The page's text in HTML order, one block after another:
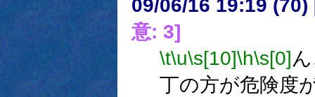
09/06/16 19:19 (70)
意: 3]
\t\u\s[10]\h\s[0]
丁の方が危険度